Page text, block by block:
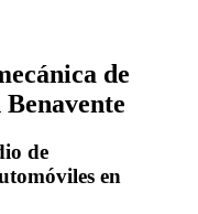
de
de
en